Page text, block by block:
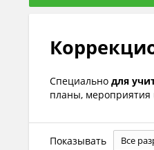
Специально для
планы,
Показывать Все